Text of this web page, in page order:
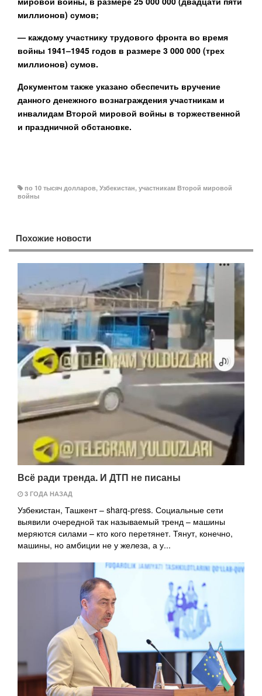
миллионов) сумов;
— каждому участнику трудового фронта во время
войны 1941–1945 годов в размере 3 000 000 (трех
миллионов) сумов.
Документом также указано обеспечить вручение
данного денежного вознаграждения участникам и
инвалидам Второй мировой войны в торжественной
и праздничной обстановке.
по 10 тысяч долларов, Узбекистан, участникам Второй мировой
войны
Похожие новости
Всё ради тренда. И ДТП не писаны
3 ГОДА НАЗАД
Узбекистан, Ташкент – sharq-press. Социальные сети
выявили очередной так называемый тренд – машины
меряются силами – кто кого перетянет. Тянут, конечно,
машины, но амбиции не у железа, а у...